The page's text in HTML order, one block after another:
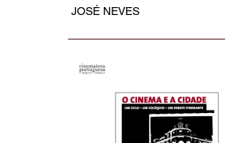
JOSÉ NEVES